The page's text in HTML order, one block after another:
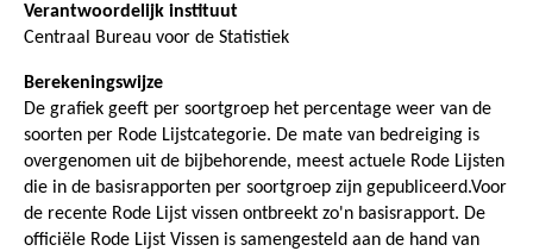
Verantwoordelijk instituut
Centraal Bureau voor de Statistiek
Berekeningswijze
De grafiek geeft per soortgroep het percentage weer van de
soorten per Rode Lijstcategorie. De mate van bedreiging is
overgenomen uit de bijbehorende, meest actuele Rode Lijsten
die in de basisrapporten per soortgroep zijn gepubliceerd.Voor
de recente Rode Lijst vissen ontbreekt zo'n basisrapport. De
officiële Rode Lijst Vissen is samengesteld aan de hand van